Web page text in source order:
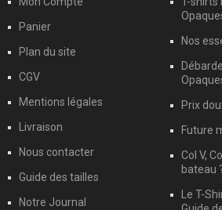
Panier
Plan du site
CGV
Mentions légales
Livraison
Nous contacter
Guide des tailles
Notre Journal
Nos
Prix
Future
Col V,
bateau
Le T-